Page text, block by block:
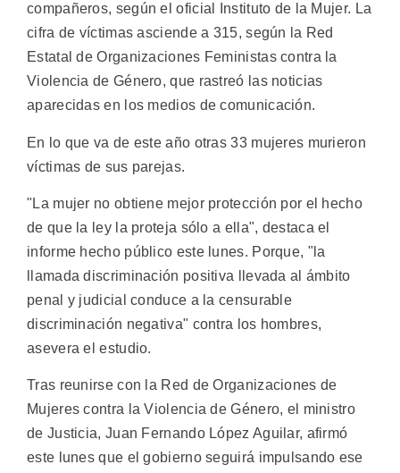
compañeros, según el oficial Instituto de la Mujer. La
cifra de víctimas asciende a 315, según la Red
Estatal de Organizaciones Feministas contra la
Violencia de Género, que rastreó las noticias
aparecidas en los medios de comunicación.
En lo que va de este año otras 33 mujeres murieron
víctimas de sus parejas.
"La mujer no obtiene mejor protección por el hecho
de que la ley la proteja sólo a ella", destaca el
informe hecho público este lunes. Porque, "la
llamada discriminación positiva llevada al ámbito
penal y judicial conduce a la censurable
discriminación negativa" contra los hombres,
asevera el estudio.
Tras reunirse con la Red de Organizaciones de
Mujeres contra la Violencia de Género, el ministro
de Justicia, Juan Fernando López Aguilar, afirmó
este lunes que el gobierno seguirá impulsando ese